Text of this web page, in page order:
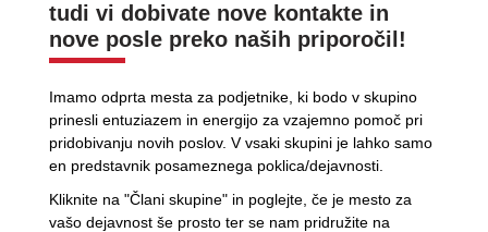
tudi vi dobivate nove kontakte in
nove posle preko naših priporočil!
Imamo odprta mesta za podjetnike, ki bodo v skupino
prinesli entuziazem in energijo za vzajemno pomoč pri
pridobivanju novih poslov. V vsaki skupini je lahko samo
en predstavnik posameznega poklica/dejavnosti.
Kliknite na "Člani skupine" in poglejte, če je mesto za
vašo dejavnost še prosto ter se nam pridružite na